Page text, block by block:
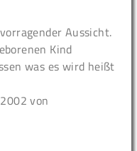
Aussicht.
Kind
was es wird heißt
von